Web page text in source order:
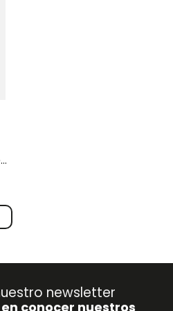
newsletter
en conocer nuestros